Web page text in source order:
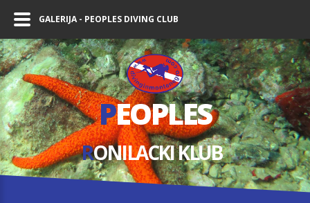
PEOPLES
RONILACKI KLUB
GALERIJA - PEOPLES DIVING CLUB